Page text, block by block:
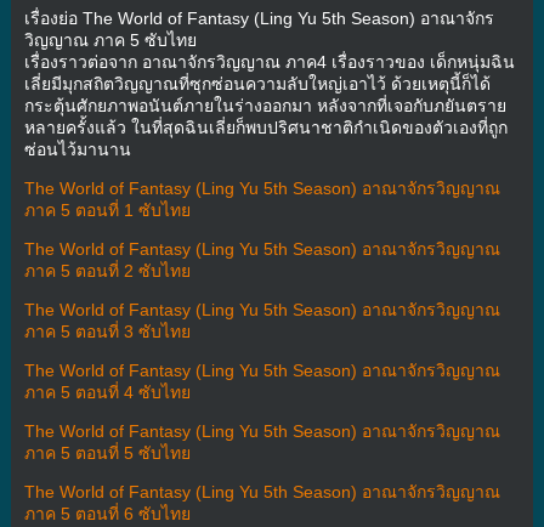
เรื่องย่อ The World of Fantasy (Ling Yu 5th Season) อาณาจักร
วิญญาณ ภาค 5 ซับไทย
เรื่องราวต่อจาก อาณาจักรวิญญาณ ภาค4 เรื่องราวของ เด็กหนุ่มฉิน
เลี่ยมีมุกสถิตวิญญาณที่ซุกซ่อนความลับใหญ่เอาไว้ ด้วยเหตุนี้ก็ได้
กระตุ้นศักยภาพอนันต์ภายในร่างออกมา หลังจากที่เจอกับภยันตราย
หลายครั้งแล้ว ในที่สุดฉินเลี่ยก็พบปริศนาชาติกำเนิดของตัวเองที่ถูก
ซ่อนไว้มานาน
The World of Fantasy (Ling Yu 5th Season) อาณาจักรวิญญาณ
ภาค 5 ตอนที่ 1 ซับไทย
The World of Fantasy (Ling Yu 5th Season) อาณาจักรวิญญาณ
ภาค 5 ตอนที่ 2 ซับไทย
The World of Fantasy (Ling Yu 5th Season) อาณาจักรวิญญาณ
ภาค 5 ตอนที่ 3 ซับไทย
The World of Fantasy (Ling Yu 5th Season) อาณาจักรวิญญาณ
ภาค 5 ตอนที่ 4 ซับไทย
The World of Fantasy (Ling Yu 5th Season) อาณาจักรวิญญาณ
ภาค 5 ตอนที่ 5 ซับไทย
The World of Fantasy (Ling Yu 5th Season) อาณาจักรวิญญาณ
ภาค 5 ตอนที่ 6 ซับไทย